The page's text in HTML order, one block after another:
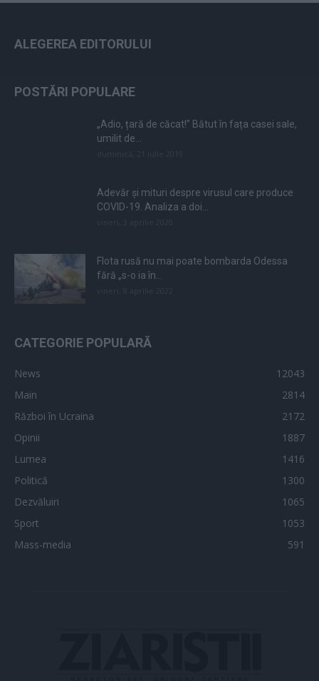
ALEGEREA EDITORULUI
POSTĂRI POPULARE
„Adio, țară de căcat!” Bătut în fața casei sale,
umilit de...
Adevăr și mituri despre virusul care produce
COVID-19. Analiza a doi...
Flota rusă nu mai poate bombarda Odessa
fără „s-o ia în...
CATEGORIE POPULARĂ
News
12043
Main
2814
Război în Ucraina
2172
Opinii
1887
Lumea
1416
Politică
1300
Dezvăluiri
1065
Sport
1053
Mass-media
591